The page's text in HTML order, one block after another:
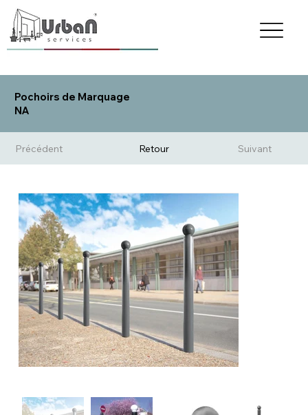
Pochoirs de Marquage
NA
Précédent Retour Suivant